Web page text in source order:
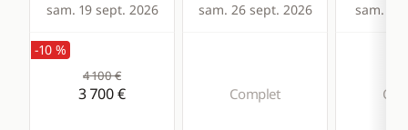
Panneaux solaires
Plateforme de bain
WC électrique
sam. 19 sept. 2026 sam. 26 sept. 2026 sam. 03
-10 %
4 100 €
3 700 € Complet